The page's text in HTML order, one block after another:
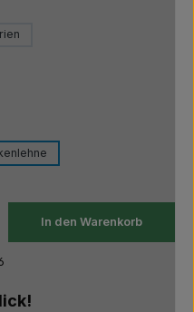
In den Warenkorb